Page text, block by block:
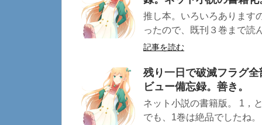
推し本。いろいろあります
ったので、既刊３巻まで読
記事を読む
残り一日で破滅フラグ
ビュー備忘録。善き。
ネット小説の書籍版。 1，
でも、1巻は絶品でしたね